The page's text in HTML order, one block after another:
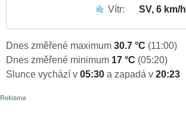
Vítr:
SV, 6 km/h
Dnes změřené maximum 30.7 °C (11:00)
Dnes změřené minimum 17 °C (05:20)
Slunce vychází v 05:30 a zapadá v 20:23